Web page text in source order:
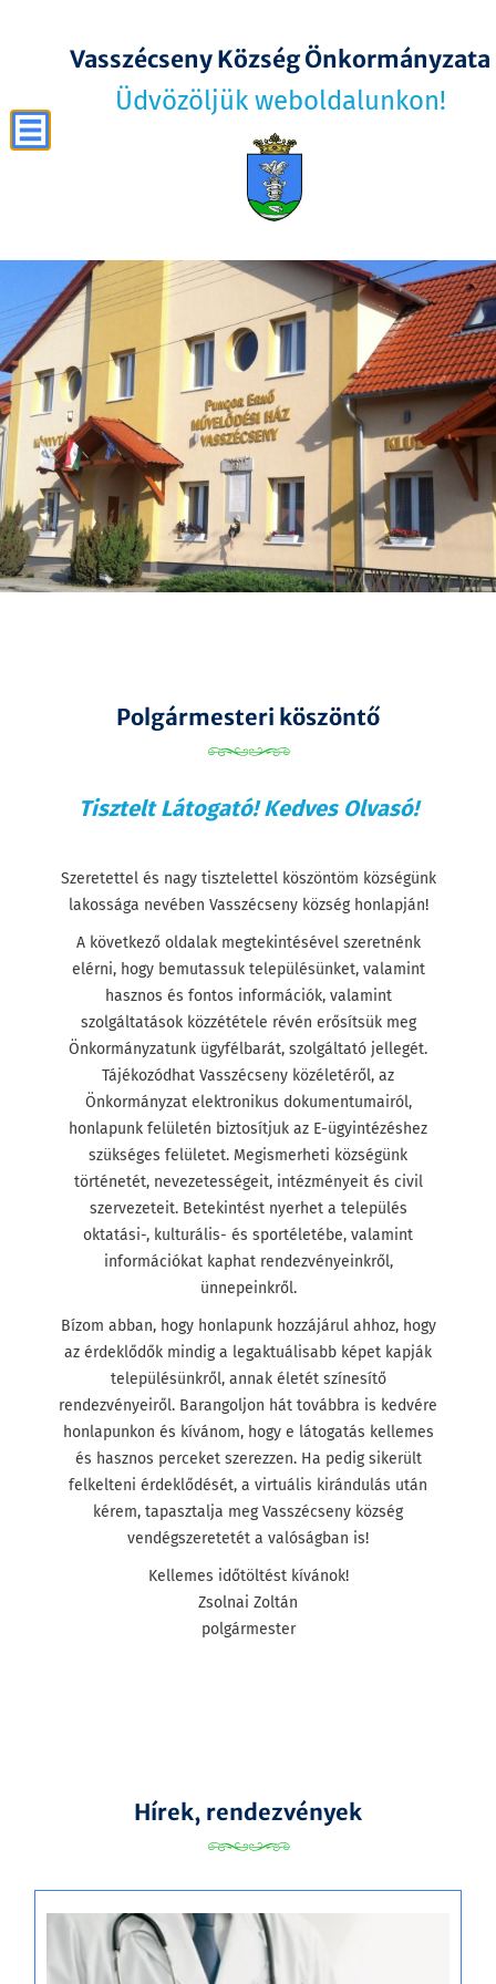
Vasszécseny Község Önkormányzata
Üdvözöljük weboldalunkon!
Polgármesteri köszöntő
Tisztelt Látogató! Kedves Olvasó!
Szeretettel és nagy tisztelettel köszöntöm községünk
lakossága nevében Vasszécseny község honlapján!
A következő oldalak megtekintésével szeretnénk
elérni, hogy bemutassuk településünket, valamint
hasznos és fontos információk, valamint
szolgáltatások közzététele révén erősítsük meg
Önkormányzatunk ügyfélbarát, szolgáltató jellegét.
Tájékozódhat Vasszécseny közéletéről, az
Önkormányzat elektronikus dokumentumairól,
honlapunk felületén biztosítjuk az E-ügyintézéshez
szükséges felületet. Megismerheti községünk
történetét, nevezetességeit, intézményeit és civil
szervezeteit. Betekintést nyerhet a település
oktatási-, kulturális- és sportéletébe, valamint
információkat kaphat rendezvényeinkről,
ünnepeinkről.
Bízom abban, hogy honlapunk hozzájárul ahhoz, hogy
az érdeklődők mindig a legaktuálisabb képet kapják
településünkről, annak életét színesítő
rendezvényeiről. Barangoljon hát továbbra is kedvére
honlapunkon és kívánom, hogy e látogatás kellemes
és hasznos perceket szerezzen. Ha pedig sikerült
felkelteni érdeklődését, a virtuális kirándulás után
kérem, tapasztalja meg Vasszécseny község
vendégszeretetét a valóságban is!
Kellemes időtöltést kívánok!
Zsolnai Zoltán
polgármester
Hírek, rendezvények